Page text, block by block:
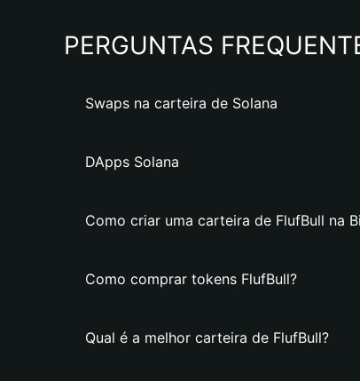
PERGUNTAS
Swaps na carteira de Solana
DApps Solana
Como criar uma carteira de FlufBull na
Como comprar tokens FlufBull?
Qual é a melhor carteira de FlufBull?